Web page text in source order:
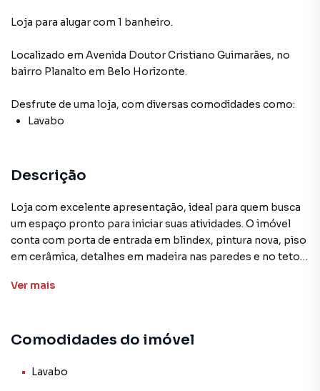
Loja para alugar com 1 banheiro.
Localizado em Avenida Doutor Cristiano Guimarães, no
bairro Planalto em Belo Horizonte.
Desfrute de uma loja, com diversas comodidades como:
Lavabo
Descrição
Loja com excelente apresentação, ideal para quem busca
um espaço pronto para iniciar suas atividades. O imóvel
conta com porta de entrada em blindex, pintura nova, piso
em cerâmica, detalhes em madeira nas paredes e no teto,
funcionalidade e charme ao ambiente. Possui ainda
Localizada na principal avenida do bairro, a loja oferece
pedestres e veículos ao longo do dia. A região conta com
Ver mais
Comodidades do imóvel
Lavabo